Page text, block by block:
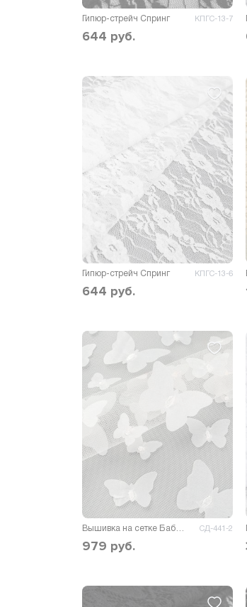
Гипюр-стрейч Спринг КПГС-13-7
644 руб.
Гипюр-стрейч Спринг КПГС-13-6
644 руб.
СД-441-2
979 руб.